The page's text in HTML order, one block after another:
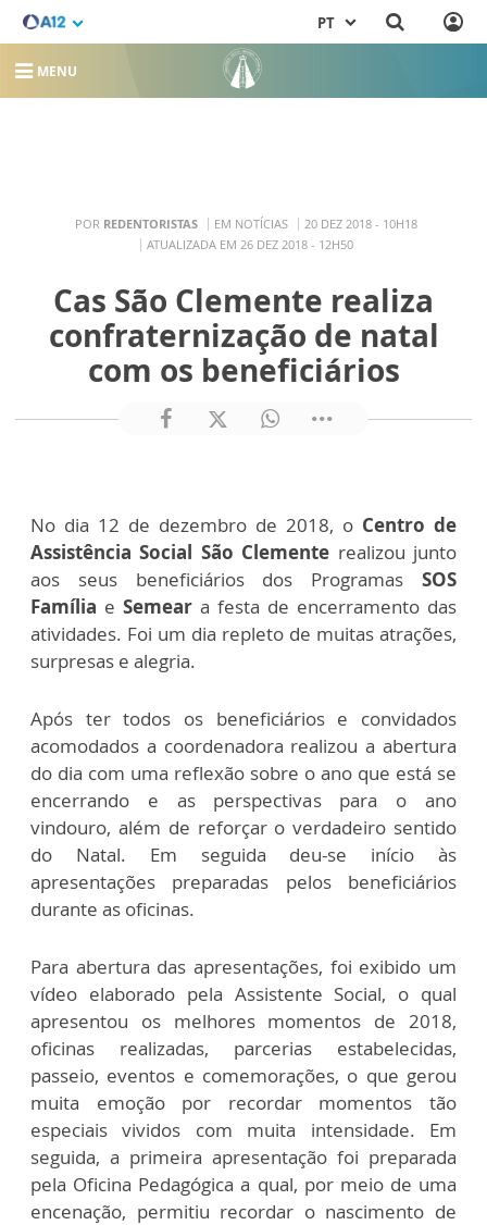
PT
MENU
POR REDENTORISTAS EM NOTÍCIAS
20 DEZ 2018 - 10H18
ATUALIZADA EM 26 DEZ 2018 - 12H50
Cas São Clemente realiza
confraternização de natal
com os beneficiários
No dia 12 de dezembro de 2018, o Centro de
Assistência Social São Clemente realizou junto
aos seus beneficiários dos Programas SOS
Família e Semear a festa de encerramento das
atividades. Foi um dia repleto de muitas atrações,
surpresas e alegria.
Após ter todos os beneficiários e convidados
acomodados a coordenadora realizou a abertura
do dia com uma reflexão sobre o ano que está se
encerrando e as perspectivas para o ano
vindouro, além de reforçar o verdadeiro sentido
do Natal. Em seguida deu-se início às
apresentações preparadas pelos beneficiários
durante as oficinas.
Para abertura das apresentações, foi exibido um
vídeo elaborado pela Assistente Social, o qual
apresentou os melhores momentos de 2018,
oficinas realizadas, parcerias estabelecidas,
passeio, eventos e comemorações, o que gerou
muita emoção por recordar momentos tão
especiais vividos com muita intensidade. Em
seguida, a primeira apresentação foi preparada
pela Oficina Pedagógica a qual, por meio de uma
encenação, permitiu recordar o nascimento de